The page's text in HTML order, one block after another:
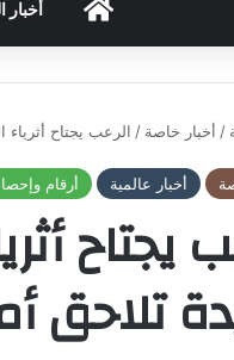
HOME أخبار
/ أخبار خاصة / الرعب يجتاح أثرياء
أخبار عالمية أرقام
يجتاح
تلاحق